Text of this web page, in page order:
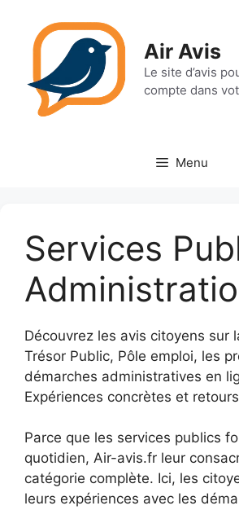
contenu
Air Avis
Le site d’avis
compte dans
Menu
Services
Découvrez les avis citoyens sur
Trésor Public, Pôle emploi, les
démarches administratives en
Expériences concrètes et
Parce que les services publics
quotidien, Air-avis.fr leur
catégorie complète. Ici, les
leurs expériences avec les